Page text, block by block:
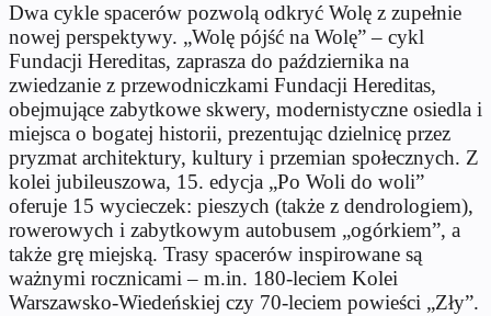
Dwa cykle spacerów pozwolą odkryć Wolę z zupełnie
nowej perspektywy. „Wolę pójść na Wolę” – cykl
Fundacji Hereditas, zaprasza do października na
zwiedzanie z przewodniczkami Fundacji Hereditas,
obejmujące zabytkowe skwery, modernistyczne osiedla i
miejsca o bogatej historii, prezentując dzielnicę przez
pryzmat architektury, kultury i przemian społecznych. Z
kolei jubileuszowa, 15. edycja „Po Woli do woli”
oferuje 15 wycieczek: pieszych (także z dendrologiem),
rowerowych i zabytkowym autobusem „ogórkiem”, a
także grę miejską. Trasy spacerów inspirowane są
ważnymi rocznicami – m.in. 180-leciem Kolei
Warszawsko-Wiedeńskiej czy 70-leciem powieści „Zły”.